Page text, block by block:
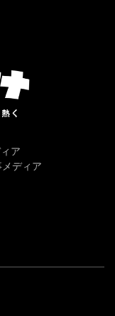
ア
ディア